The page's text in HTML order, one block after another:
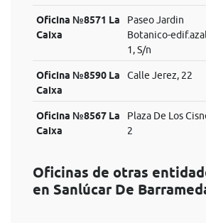
Oficina №8571 La
Caixa
Paseo Jardin
Botanico-
1, S/n
Oficina №8590 La
Caixa
Calle Jerez, 22
Oficina №8567 La
Caixa
Plaza De Los
2
Oficinas de otras
en Sanlúcar De